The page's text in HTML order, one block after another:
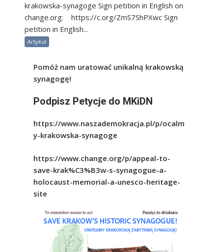
krakowska-synagoge Sign petition in English on
change.org: https://c.org/ZmS7ShPXwc Sign
petition in English...
Artykuł
Pomóż nam uratować unikalną krakowską
synagogę!
Podpisz Petycje do MKiDN
https://www.naszademokracja.pl/p/ocalm
y-krakowska-synagoge
https://www.change.org/p/appeal-to-
save-krak%C3%B3w-s-synagogue-a-
holocaust-memorial-a-unesco-heritage-
site